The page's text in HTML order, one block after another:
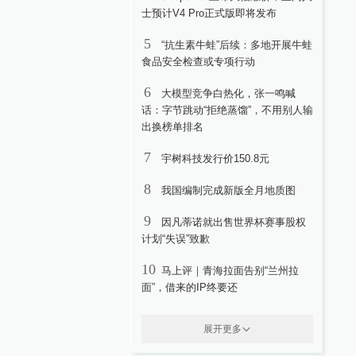
士预计V4 Pro正式版即将发布
5
“抗生素牛蛙”后续：多地开展牛蛙
食品安全检查或专项行动
6
大模型竞争白热化，张一鸣喊
话：字节跳动“拒绝蒸馏”，不用别人输
出换榜单排名
7 宇树科技发行价150.8元
8 我国编制完成新版全月地质图
9
因凡蒂诺就出售世界杯赛事股权
计划“失误”致歉
10 马上评｜青海拉面告别“兰州拉
面”，借来的IP终要还
展开更多